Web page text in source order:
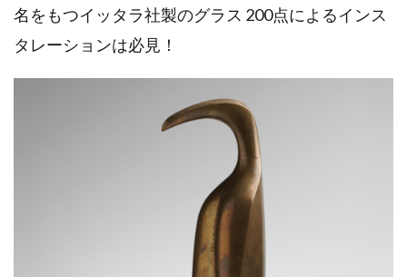
名をもつイッタラ社製のグラス 200点によるインス
タレーションは必見！